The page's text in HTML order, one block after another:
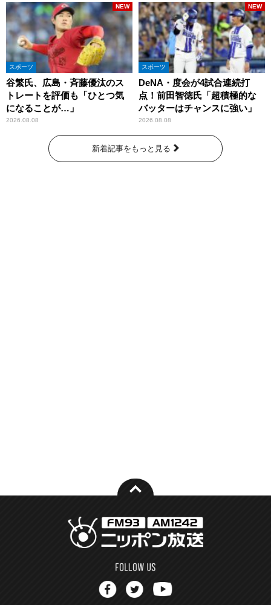
スポーツ
谷繁氏、広島・斉藤優汰のス
トレートを評価も「ひとつ気
になることが…」
2026.08.08
NEW
スポーツ
DeNA・度会が4試合連続打
点！前田智徳氏「超積極的な
バッターはチャンスに強い」
2026.08.08
NEW
新着記事をもっと見る